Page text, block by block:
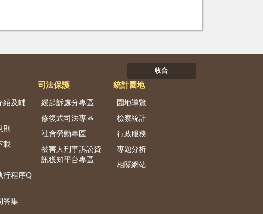
收合
紹及輔
則
載
行程序Q
答集
司法保護
緩起訴處分專區
修復式司法專區
社會勞動專區
被害人刑事訴訟資
訊獲知平台專區
統計園地
園地導覽
檢察統計
行政服務
專題分析
相關網站